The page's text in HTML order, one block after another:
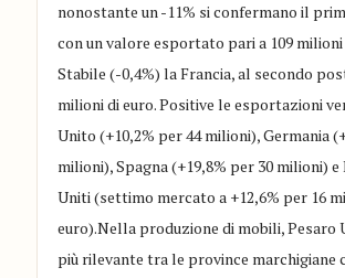
nonostante un -11% si confermano il
con un valore esportato pari a 109 milioni
Stabile (-0,4%) la Francia, al secondo
milioni di euro. Positive le esportazioni
Unito (+10,2% per 44 milioni), Germania
milioni), Spagna (+19,8% per 30 milioni)
Uniti (settimo mercato a +12,6% per 16
euro).Nella produzione di mobili, Pesaro
più rilevante tra le province marchigiane